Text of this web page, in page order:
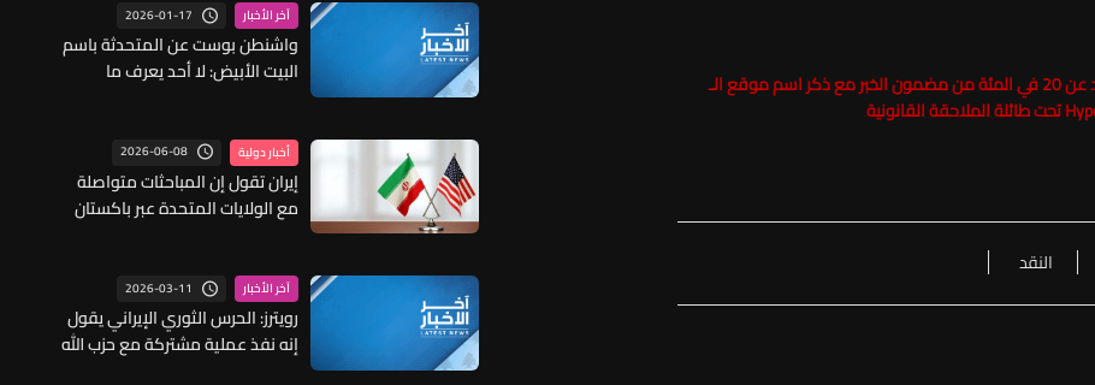
الـ
النقد
آخر الأخبار 2026-01-17
واشنطن بوست عن المتحدثة باسم
البيت الأبيض: لا أحد يعرف ما
أخبار دولية 2026-06-08
إيران تقول إن المباحثات متواصلة
مع الولايات المتحدة عبر باكستان
آخر الأخبار 2026-03-11
رويترز: الحرس الثوري الإيراني يقول
إنه نفذ عملية مشتركة مع حزب الله